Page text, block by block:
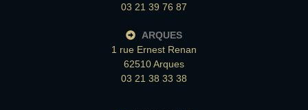
03 21 39 76 87
ARQUES
1 rue Ernest Renan
62510 Arques
03 21 38 33 38